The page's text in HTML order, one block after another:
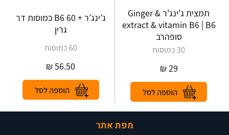
תמצית ג'ינג'ר & Ginger
extract & vitamin B6 | B6
סופהרב
30 כמוסות
29
₪
ג’ינג’ר + B6 60 כמוסות דר
גרין
60 כמוסות
56.50
₪
מפת אתר